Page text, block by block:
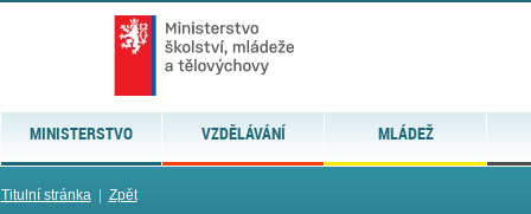
MINISTERSTVO VZDĚLÁVÁNÍ MLÁDEŽ
Titulní stránka| Zpět